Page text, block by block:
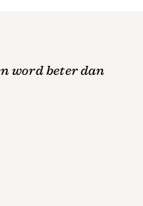
word beter dan